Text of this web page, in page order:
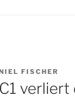
FISCHER